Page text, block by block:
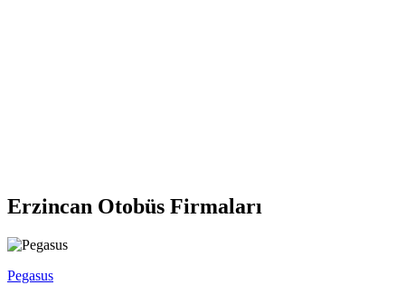
Erzincan Otobüs Firmaları
Pegasus